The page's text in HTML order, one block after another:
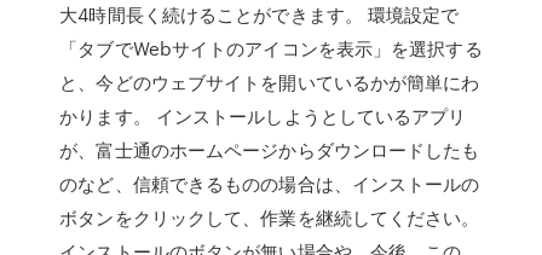
大4時間長く続けることができます。 環境設定で
「タブでWebサイトのアイコンを表示」を選択する
と、今どのウェブサイトを開いているかが簡単にわ
かります。 インストールしようとしているアプリ
が、富士通のホームページからダウンロードしたも
のなど、信頼できるものの場合は、インストールの
ボタンをクリックして、作業を継続してください。